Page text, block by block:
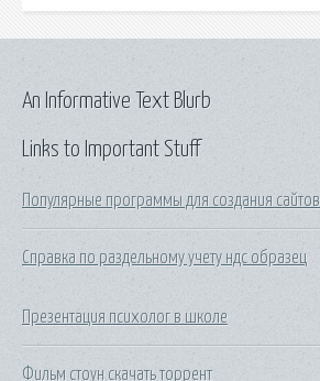
Links to Important Stuff
Популярные программы для создания сайтов
Справка по раздельному учету ндс образец
Презентация психолог в школе
Фильм стоун скачать торрент
An Informative Text Blurb